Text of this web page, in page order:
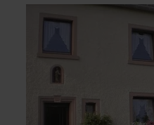
informatie
Hof
Feinen